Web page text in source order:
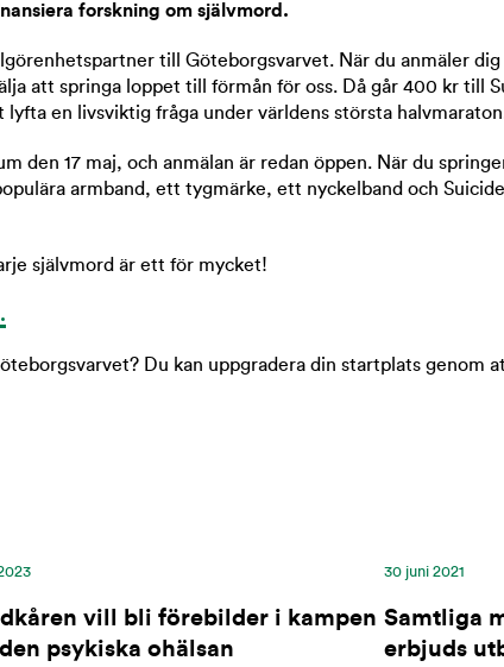
forskning om självmord.
till Göteborgsvarvet. När du anmäler dig
att springa loppet till förmån för oss. Då går 400 kr till
en livsviktig fråga under världens största
den 17 maj, och anmälan är redan öppen. När du
armband, ett tygmärke, ett nyckelband och
självmord är ett för mycket!
Du kan uppgradera din startplats genom
vill bli förebilder i kampen
psykiska ohälsan
30 juni 2021
Samtliga
erbjuds